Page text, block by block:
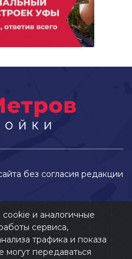
без согласия редакции
и аналогичные
сервиса,
трафика и показа
передаваться